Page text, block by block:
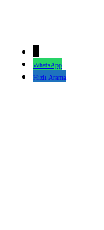
WhatsApp
Hızlı Arama